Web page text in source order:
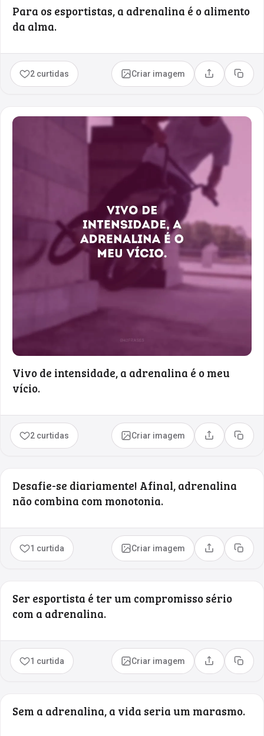
Para os esportistas, a adrenalina é o alimento
da alma.
2 curtidas Criar imagem Compartilhar
Copiar
Vivo de intensidade, a adrenalina é o meu
vício.
2 curtidas Criar imagem Compartilhar
Copiar
Desafie-se diariamente! Afinal, adrenalina
não combina com monotonia.
1 curtida Criar imagem Compartilhar
Copiar
Ser esportista é ter um compromisso sério
com a adrenalina.
1 curtida Criar imagem Compartilhar
Copiar
Sem a adrenalina, a vida seria um marasmo.